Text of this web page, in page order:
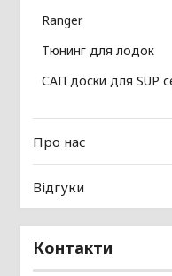
Ranger
Тюнинг для лодок
САП доски для SUP
Про нас
Відгуки
Контакти